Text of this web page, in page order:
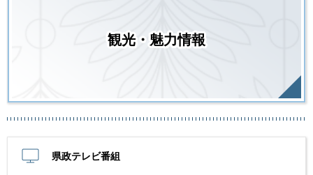
観光・魅力情報
県政テレビ番組